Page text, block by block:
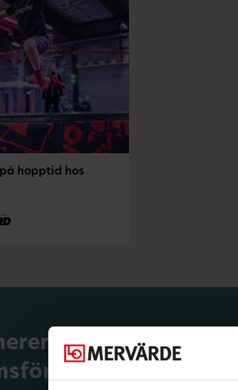
hopptid hos
på dina